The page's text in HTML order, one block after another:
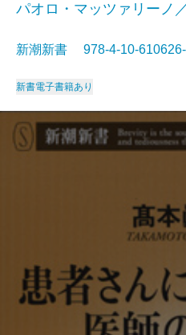
パオロ・マッツァリーノ
新潮新書 978-4-10-
新書電子書籍あり